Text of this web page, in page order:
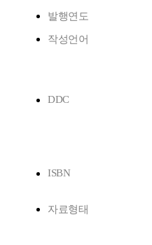
발행연도
작성언어
DDC
ISBN
자료형태